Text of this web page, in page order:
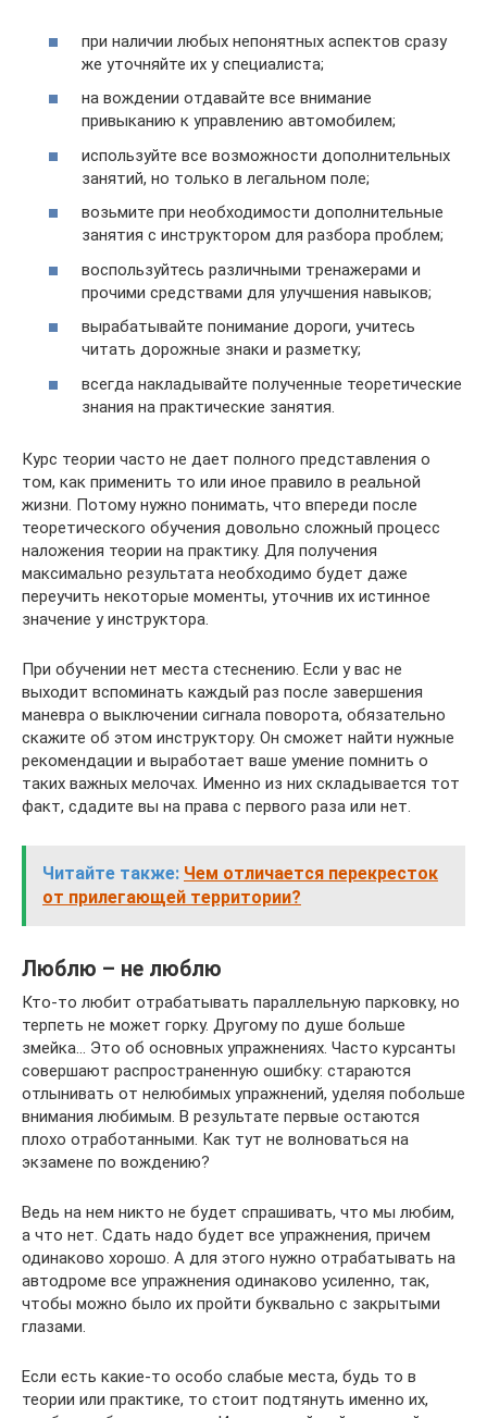
при наличии любых непонятных аспектов сразу
же уточняйте их у специалиста;
на вождении отдавайте все внимание
привыканию к управлению автомобилем;
используйте все возможности дополнительных
занятий, но только в легальном поле;
возьмите при необходимости дополнительные
занятия с инструктором для разбора проблем;
воспользуйтесь различными тренажерами и
прочими средствами для улучшения навыков;
вырабатывайте понимание дороги, учитесь
читать дорожные знаки и разметку;
всегда накладывайте полученные теоретические
знания на практические занятия.
Курс теории часто не дает полного представления о
том, как применить то или иное правило в реальной
жизни. Потому нужно понимать, что впереди после
теоретического обучения довольно сложный процесс
наложения теории на практику. Для получения
максимально результата необходимо будет даже
переучить некоторые моменты, уточнив их истинное
значение у инструктора.
При обучении нет места стеснению. Если у вас не
выходит вспоминать каждый раз после завершения
маневра о выключении сигнала поворота, обязательно
скажите об этом инструктору. Он сможет найти нужные
рекомендации и выработает ваше умение помнить о
таких важных мелочах. Именно из них складывается тот
факт, сдадите вы на права с первого раза или нет.
Читайте также: Чем отличается перекресток
от прилегающей территории?
Люблю – не люблю
Кто-то любит отрабатывать параллельную парковку, но
терпеть не может горку. Другому по душе больше
змейка… Это об основных упражнениях. Часто курсанты
совершают распространенную ошибку: стараются
отлынивать от нелюбимых упражнений, уделяя побольше
внимания любимым. В результате первые остаются
плохо отработанными. Как тут не волноваться на
экзамене по вождению?
Ведь на нем никто не будет спрашивать, что мы любим,
а что нет. Сдать надо будет все упражнения, причем
одинаково хорошо. А для этого нужно отрабатывать на
автодроме все упражнения одинаково усиленно, так,
чтобы можно было их пройти буквально с закрытыми
глазами.
Если есть какие-то особо слабые места, будь то в
теории или практике, то стоит подтянуть именно их,